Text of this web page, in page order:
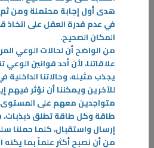
سيكولوجية اللوم د. يوسف قطامي أ.
لقد أثارت فرضية الدكتور ألبرت إليس
اللوم هو العامل الرئيسي للاضطرابات
كانت هذه الفرضية هي الشرارة التي
هدى أول إجابة محتملة ومن ثم
في عدم قدرة العقل على اتخاذ
المكان الصحيح.
من الواضح أن لحالات الوعي
علاقاتنا، لأن أحد قوانين
يجذب مثيله، وحالاتنا الداخلية
للآخرين ويمكننا أن نؤثر فيهم
متواجدين معهم على المستوى
طاقة وكل طاقة تطلق ذبذبات،
إرسال واستقبال، كلما حملنا
من أن نصبح أكثر علماً بما يكنه